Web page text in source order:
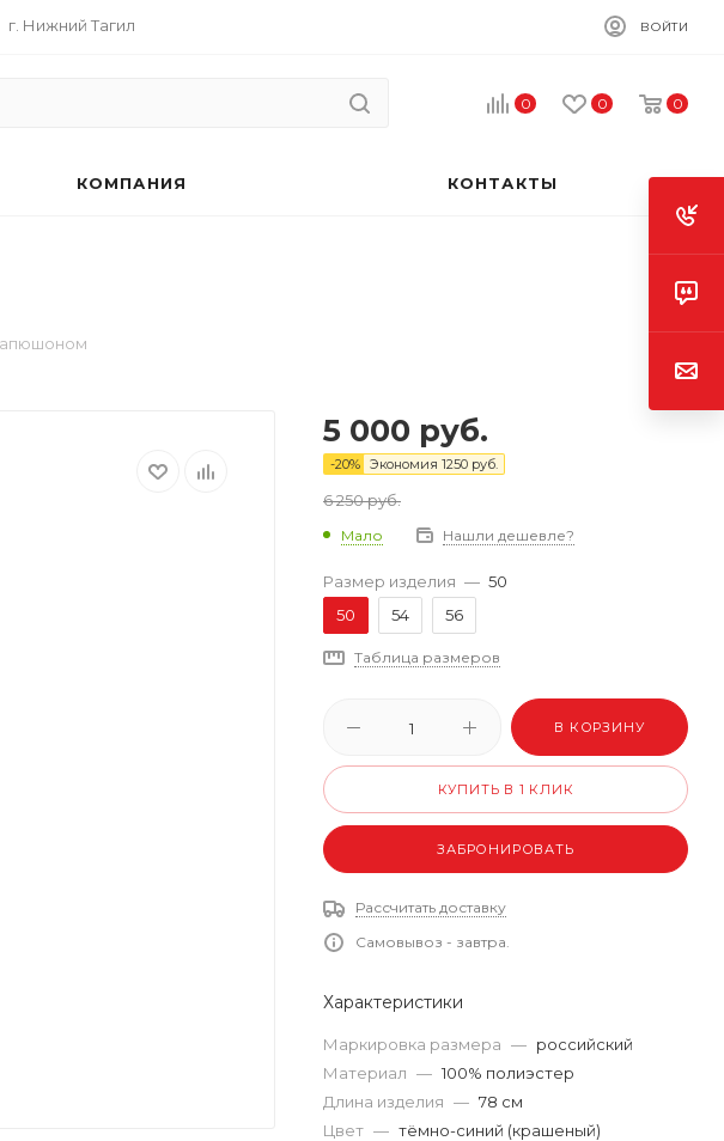
г. Нижний Тагил ВОЙТИ
0 0 0
КОМПАНИЯ КОНТАКТЫ
5 000 руб.
-20% Экономия 1250 руб.
6 250руб.
Мало Нашли дешевле?
Размер изделия — 50
50
54 56
Таблица размеров
В КОРЗИНУ
КУПИТЬ В 1 КЛИК
ЗАБРОНИРОВАТЬ
Рассчитать доставку
Самовывоз - завтра.
Характеристики
Маркировка размера — российский
Материал — 100% полиэстер
Длина изделия — 78 см
Цвет — тёмно-синий (крашеный)